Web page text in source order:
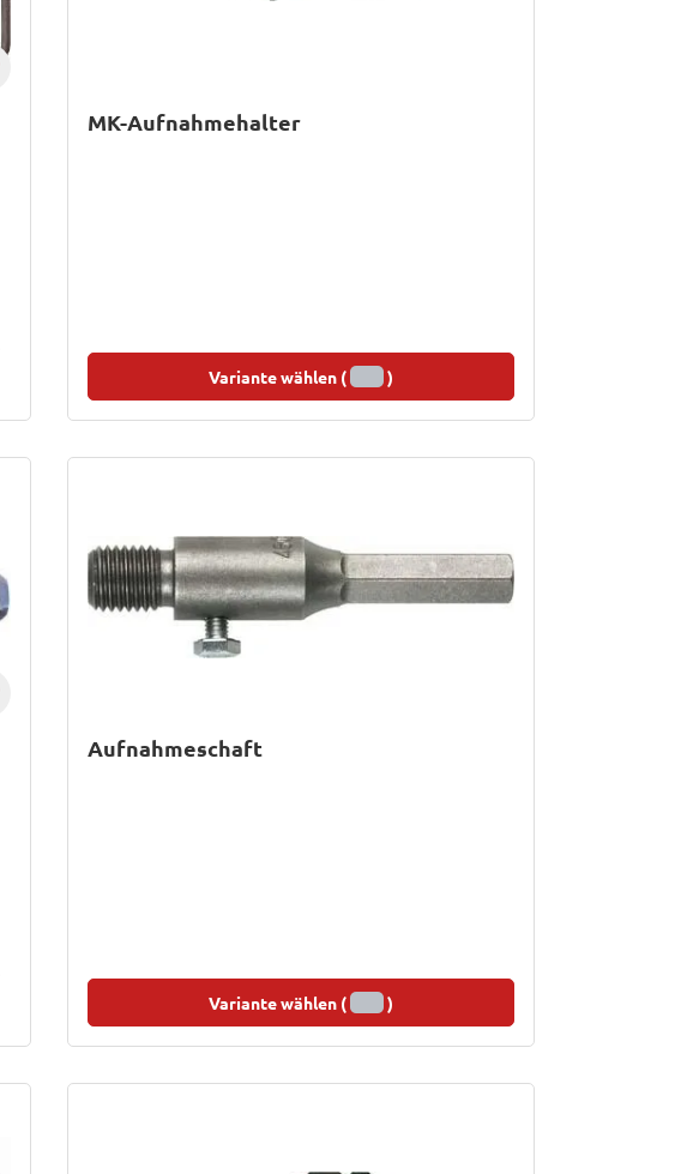
MK-Aufnahmehalter
Variante wählen ( )
Aufnahmeschaft
Variante wählen ( )